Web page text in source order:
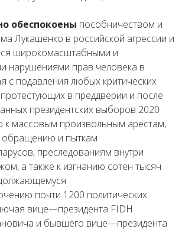
обеспокоены пособничеством и
Лукашенко в российской агрессии и
широкомасштабными и
нарушениями прав человека в
с подавления любых критических
протестующих в преддверии и после
президентских выборов 2020
к массовым произвольным арестам,
обращению и пыткам
, преследованиям внутри
, а также к изгнанию сотен тысяч
почти 1200 политических
вице—президента FIDH
и бывшего вице—президента